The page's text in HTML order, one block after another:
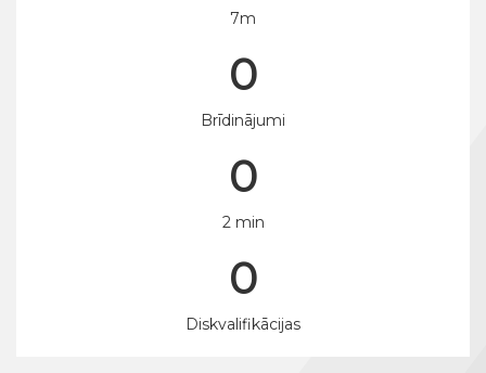
7m
0
Brīdinājumi
0
2 min
0
Diskvalifikācijas